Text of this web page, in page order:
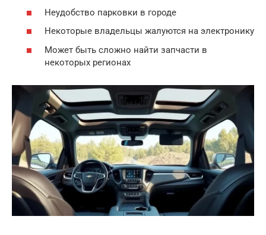
Неудобство парковки в городе
Некоторые владельцы жалуются на электронику
Может быть сложно найти запчасти в
некоторых регионах